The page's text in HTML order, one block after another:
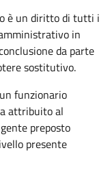
è un diritto di tutti i
in
da parte
sostitutivo.
funzionario
attribuito al
preposto
presente